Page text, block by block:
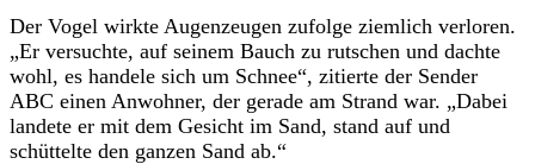
Der Vogel wirkte Augenzeugen zufolge ziemlich verloren.
„Er versuchte, auf seinem Bauch zu rutschen und dachte
wohl, es handele sich um Schnee“, zitierte der Sender
ABC einen Anwohner, der gerade am Strand war. „Dabei
landete er mit dem Gesicht im Sand, stand auf und
schüttelte den ganzen Sand ab.“